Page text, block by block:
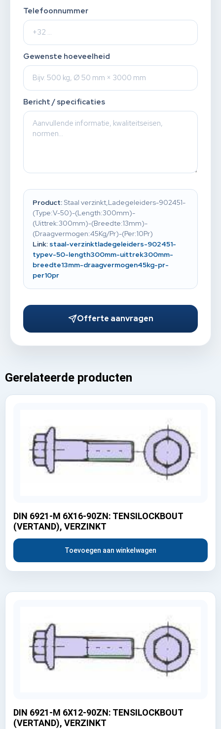
Telefoonnummer
Gewenste hoeveelheid
Bericht / specificaties
Product:Staal verzinkt,Ladegeleiders-902451-
(Type:V-50)-(Length:300mm)-
(Uittrek:300mm)-(Breedte:13mm)-
(Draagvermogen:45Kg/Pr)-(Per:10Pr)
Link: staal-verzinktladegeleiders-902451-
typev-50-length300mm-uittrek300mm-
breedte13mm-draagvermogen45kg-pr-
per10pr
Offerte aanvragen
Gerelateerde producten
DIN 6921-M 6X16-90ZN: TENSILOCKBOUT
(VERTAND), VERZINKT
Toevoegen aan winkelwagen
DIN 6921-M 6X12-90ZN: TENSILOCKBOUT
(VERTAND), VERZINKT